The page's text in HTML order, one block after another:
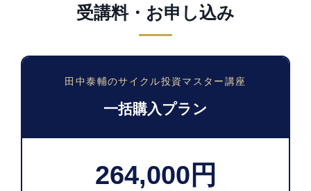
受講料・お申し込み
田中泰輔のサイクル投資マスター講座
一括購入プラン
264,000円